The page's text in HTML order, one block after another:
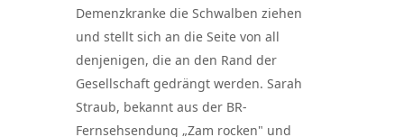
Demenzkranke die Schwalben ziehen
und stellt sich an die Seite von all
denjenigen, die an den Rand der
Gesellschaft gedrängt werden. Sarah
Straub, bekannt aus der BR-
Fernsehsendung „Zam rocken" und